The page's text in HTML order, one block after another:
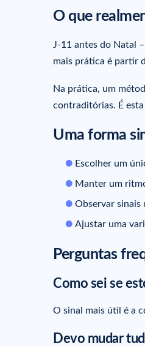
O que
J-11 antes do Natal
mais prática é partir
Na prática, um
contraditórias. É
Uma forma
Escolher um
Manter um
Observar sinais
Ajustar uma
Perguntas
Como sei se
O sinal mais útil é a
Devo mudar